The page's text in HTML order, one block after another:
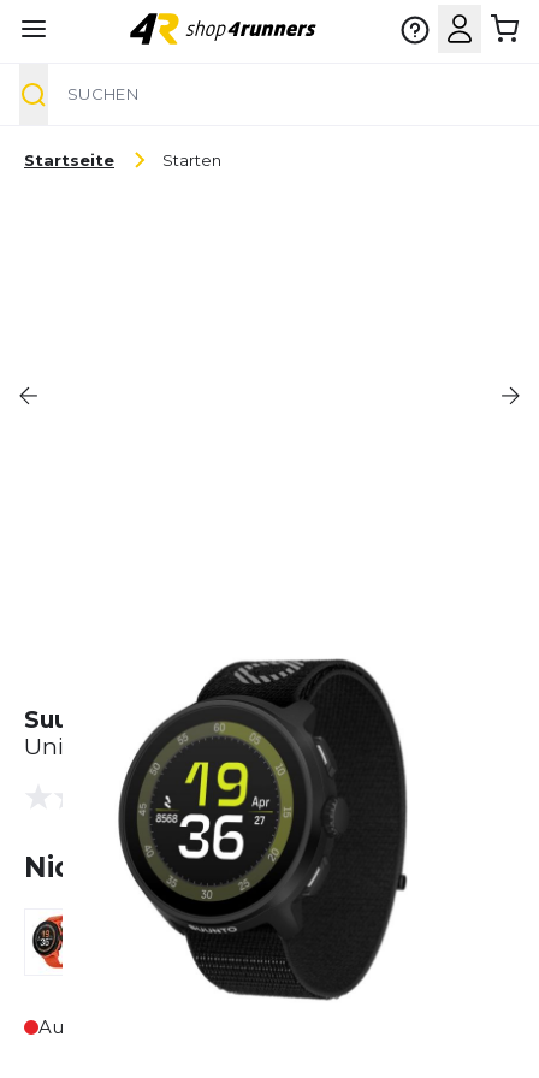
Startseite Starten
Suunto Run
Unisex
0.0 (0 Bewertungen)
Nicht lieferbar
Ausverkauft